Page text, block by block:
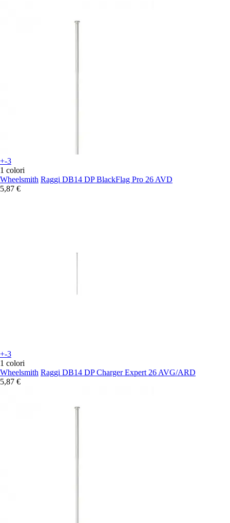
+-3
1 colori
Wheelsmith Raggi DB14 DP BlackFlag Pro 26 AVD
5,87 €
+-3
1 colori
Wheelsmith Raggi DB14 DP Charger Expert 26 AVG/ARD
5,87 €